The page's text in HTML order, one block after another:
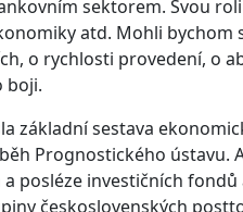
sektorem. Svou
atd. Mohli bychom
o rychlosti provedení, o
boji.
základní sestava
Prognostického ústavu.
posléze investičních
československých